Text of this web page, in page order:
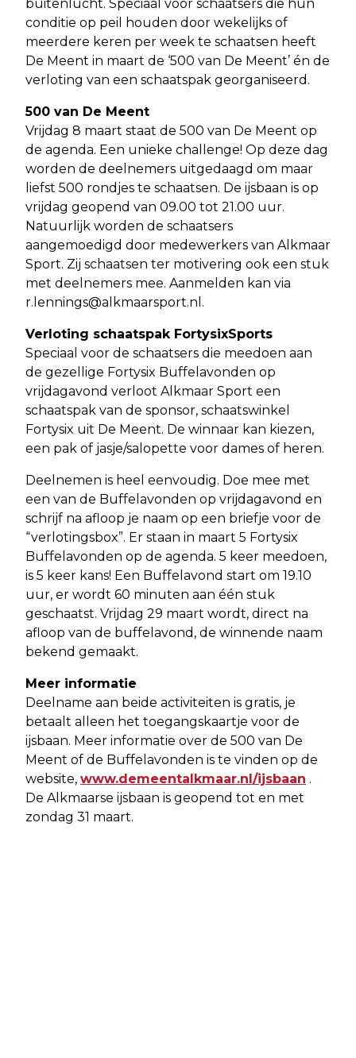
buitenlucht. Speciaal voor schaatsers die hun
conditie op peil houden door wekelijks of
meerdere keren per week te schaatsen heeft
De Meent in maart de ‘500 van De Meent’ én de
verloting van een schaatspak georganiseerd.
500 van De Meent
Vrijdag 8 maart staat de 500 van De Meent op
de agenda. Een unieke challenge! Op deze dag
worden de deelnemers uitgedaagd om maar
liefst 500 rondjes te schaatsen. De ijsbaan is op
vrijdag geopend van 09.00 tot 21.00 uur.
Natuurlijk worden de schaatsers
aangemoedigd door medewerkers van Alkmaar
Sport. Zij schaatsen ter motivering ook een stuk
met deelnemers mee. Aanmelden kan via
r.lennings@alkmaarsport.nl .
Verloting schaatspak FortysixSports
Speciaal voor de schaatsers die meedoen aan
de gezellige Fortysix Buffelavonden op
vrijdagavond verloot Alkmaar Sport een
schaatspak van de sponsor, schaatswinkel
Fortysix uit De Meent. De winnaar kan kiezen,
een pak of jasje/salopette voor dames of heren.
Deelnemen is heel eenvoudig. Doe mee met
een van de Buffelavonden op vrijdagavond en
schrijf na afloop je naam op een briefje voor de
“verlotingsbox”. Er staan in maart 5 Fortysix
Buffelavonden op de agenda. 5 keer meedoen,
is 5 keer kans! Een Buffelavond start om 19.10
uur, er wordt 60 minuten aan één stuk
geschaatst. Vrijdag 29 maart wordt, direct na
afloop van de buffelavond, de winnende naam
bekend gemaakt.
Meer informatie
Deelname aan beide activiteiten is gratis, je
betaalt alleen het toegangskaartje voor de
ijsbaan. Meer informatie over de 500 van De
Meent of de Buffelavonden is te vinden op de
website, www.demeentalkmaar.nl/ijsbaan .
De Alkmaarse ijsbaan is geopend tot en met
zondag 31 maart.